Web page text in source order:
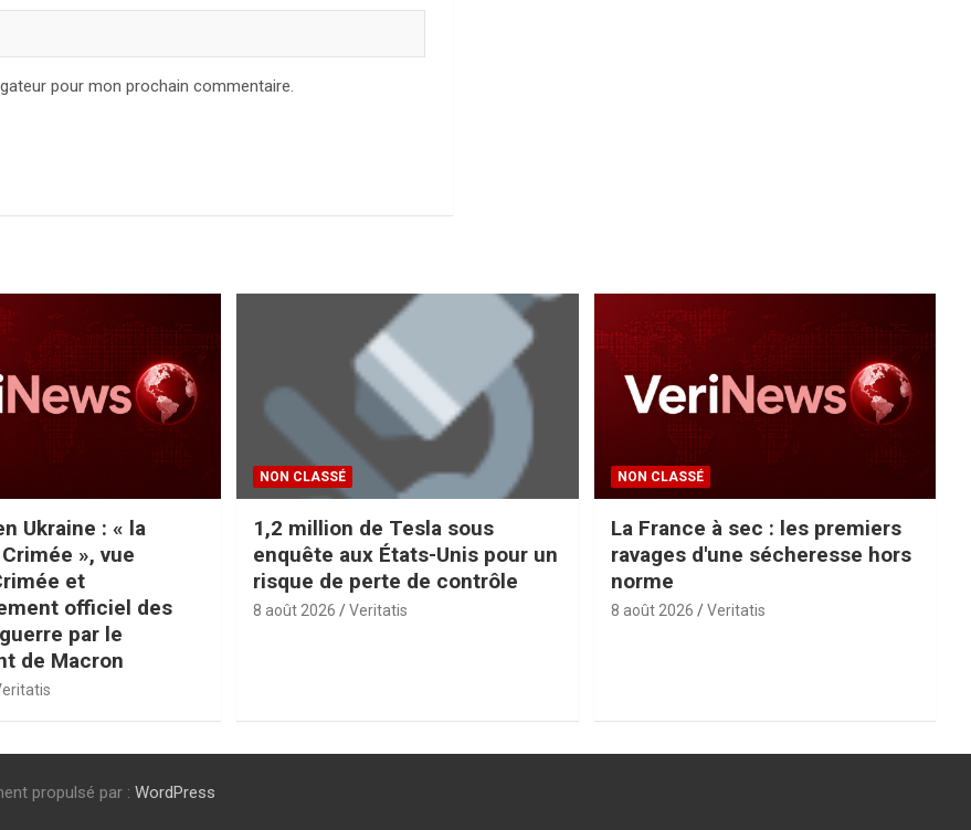
pour mon prochain commentaire.
Ukraine : « la
», vue
et
officiel des
par le
de Macron
NON CLASSÉ
1,2 million de Tesla sous
enquête aux États-Unis pour un
risque de perte de contrôle
8 août 2026 Veritatis
NON CLASSÉ
La France à sec : les premiers
ravages d'une sécheresse hors
norme
8 août 2026 Veritatis
propulsé par : WordPress